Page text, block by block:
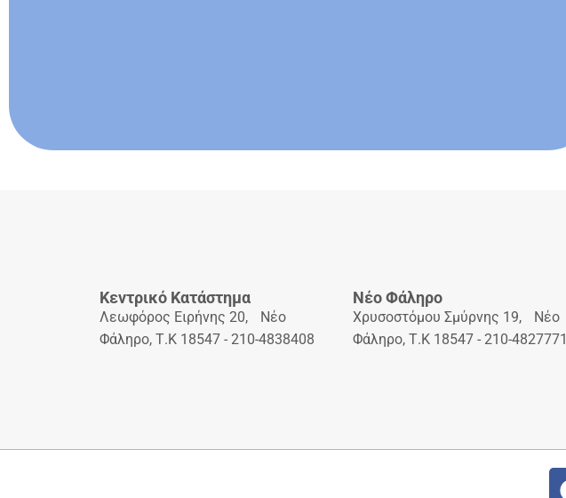
Κεντρικό Κατάστημα
Λεωφόρος Ειρήνης 20, Νέο
Φάληρο, Τ.Κ 18547 - 210-4838408
Νέο Φάληρο
Χρυσοστόμου Σμύρνης 19, Νέο
Φάληρο, Τ.Κ 18547 - 210-4827771